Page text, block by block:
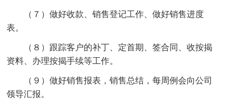
（７）做好收款、销售登记工作、做好销售进度
表。
（８）跟踪客户的补丁、定首期、签合同、收按揭
资料、办理按揭手续等工作。
（９）做好销售报表，销售总结，每周例会向公司
领导汇报。